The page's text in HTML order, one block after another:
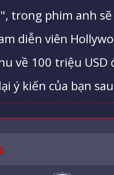
trong phim anh
diễn viên
về 100 triệu
ý kiến của bạn